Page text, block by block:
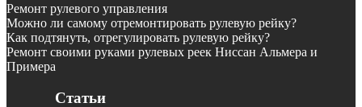
Ремонт рулевого управления
Можно ли самому отремонтировать рулевую рейку?
Как подтянуть, отрегулировать рулевую рейку?
Ремонт своими руками рулевых реек Ниссан Альмера и
Примера
Статьи